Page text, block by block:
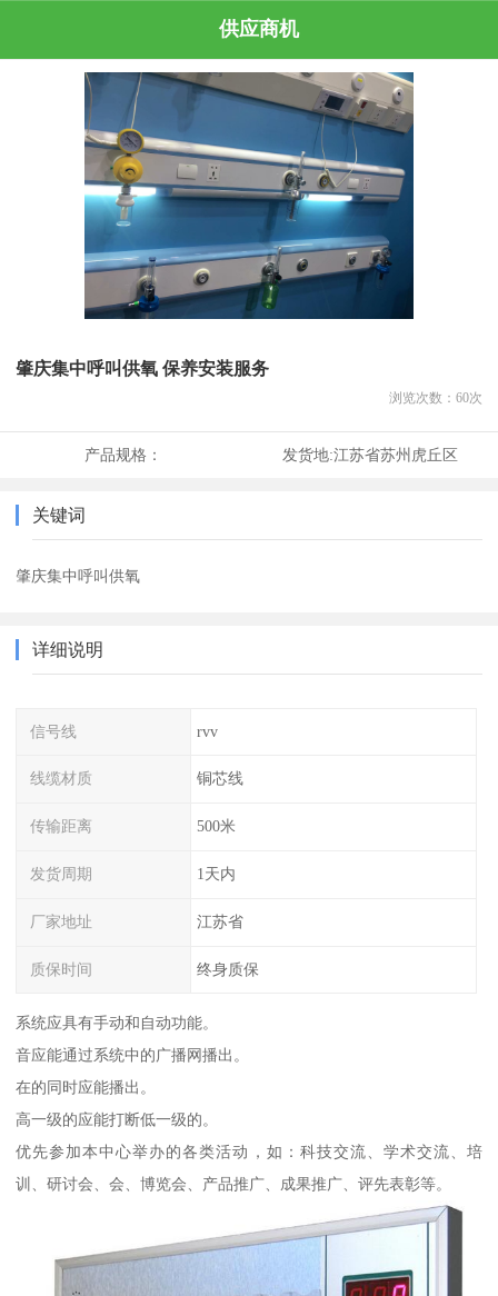
供应商机
肇庆集中呼叫供氧 保养安装服务
浏览次数： 60次
产品规格： 发货地:江苏省苏州虎丘区
关键词
肇庆集中呼叫供氧
详细说明
信号线 rvv
线缆材质 铜芯线
传输距离 500米
发货周期 1天内
厂家地址 江苏省
质保时间 终身质保
系统应具有手动和自动功能。
音应能通过系统中的广播网播出。
在的同时应能播出。
高一级的应能打断低一级的。
优先参加本中心举办的各类活动，如：科技交流、学术交流、培
训、研讨会、会、博览会、产品推广、成果推广、评先表彰等。